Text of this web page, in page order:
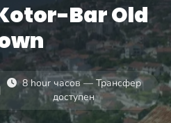
Bar Old
|
8 hour часов — Трансфер
доступен